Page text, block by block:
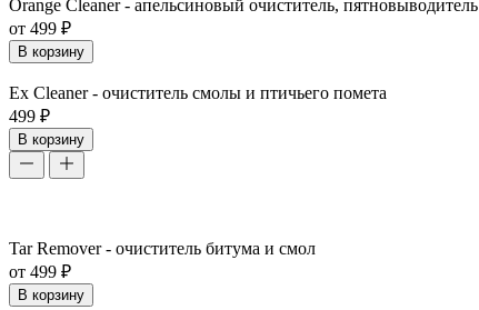
Orange Cleaner - апельсиновый очиститель, пятновыводитель
от 499 ₽
В корзину
Ex Cleaner - очиститель смолы и птичьего помета
499 ₽
В корзину
Tar Remover - очиститель битума и смол
от 499 ₽
В корзину